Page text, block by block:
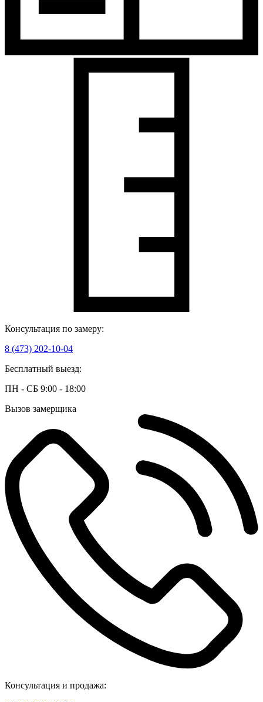
Консультация по замеру:
8 (473) 202-10-04
Бесплатный выезд:
ПН - СБ 9:00 - 18:00
Вызов замерщика
Консультация и продажа: